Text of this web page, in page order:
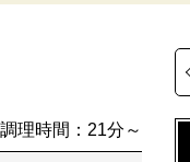
調理時間：21分～